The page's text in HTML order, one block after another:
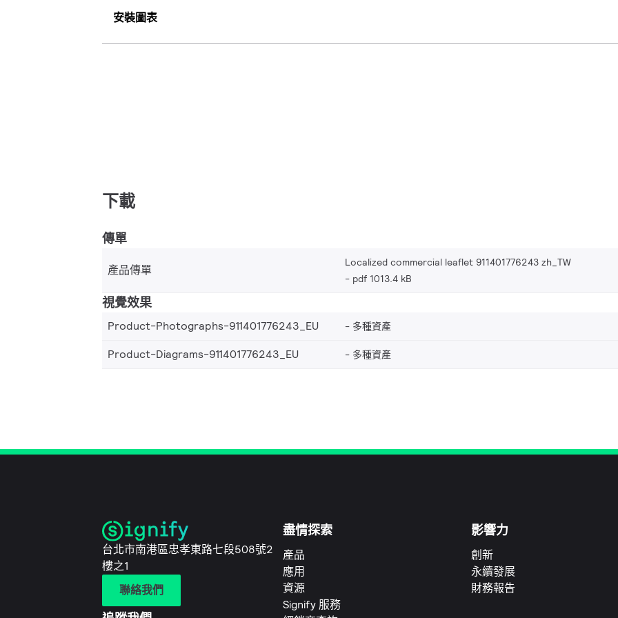
安裝圖表
下載
傳單
產品傳單
Localized commercial leaflet 911401776243 zh_TW
pdf 1013.4 kB
視覺效果
Product-Photographs-911401776243_EU 多種資產
Product-Diagrams-911401776243_EU 多種資產
台北市南港區忠孝東路七段508號2
樓之1
聯絡我們
盡情探索
產品
應用
資源
Signify 服務
影響力
創新
永續發展
財務報告